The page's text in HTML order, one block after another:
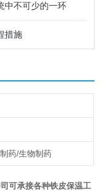
中不可少的一环
措施
药/生物制药
可承接各种铁皮保温工